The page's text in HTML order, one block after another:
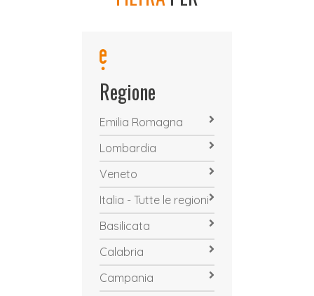
Regione
Emilia Romagna
Lombardia
Veneto
Italia - Tutte le regioni
Basilicata
Calabria
Campania